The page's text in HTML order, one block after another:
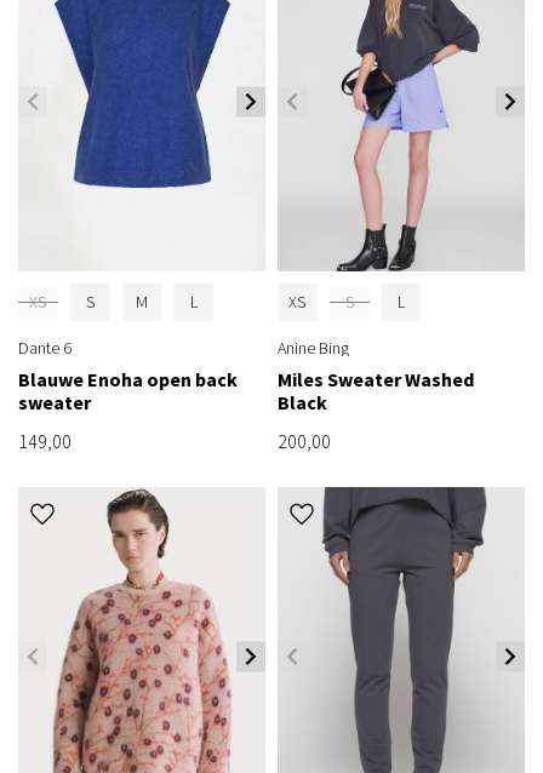
XS S M L
Dante 6
Blauwe Enoha open back
sweater
149,00
XS S L
Anine Bing
Miles Sweater Washed
Black
200,00